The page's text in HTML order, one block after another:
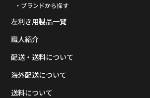
・ブランドから探す
左利き用製品一覧
職人紹介
配送・送料について
海外配送について
送料について